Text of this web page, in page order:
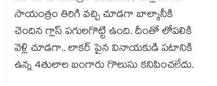
సాయంత్రం తిరిగి వచ్చి చూడగా బాల్కానీకి
చెందిన గ్లాస్ పగులగొట్టి ఉంది. దీంతో లోపలికి
వెళ్లి చూడగా.. లాకర్ పైన వినాయకుడి పటానికి
ఉన్న 4తులాల బంగారు గొలుసు కనిపించలేదు.